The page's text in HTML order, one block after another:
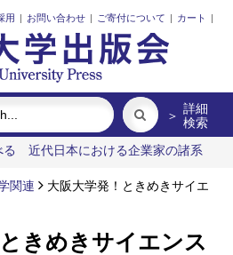
用 | お問い合わせ | ご寄付について | カート |
＞ 詳細
検索
る
近代日本における企業家の諸系
定論 街に拓く大学
関連
大阪大学発！ときめきサイエ
きめきサイエンス